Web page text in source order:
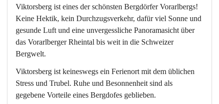
Viktorsberg ist eines der schönsten Bergdörfer Vorarlbergs!
Keine Hektik, kein Durchzugsverkehr, dafür viel Sonne und
gesunde Luft und eine unvergessliche Panoramasicht über
das Vorarlberger Rheintal bis weit in die Schweizer
Bergwelt.
Viktorsberg ist keineswegs ein Ferienort mit dem üblichen
Stress und Trubel. Ruhe und Besonnenheit sind als
gegebene Vorteile eines Bergdofes geblieben.